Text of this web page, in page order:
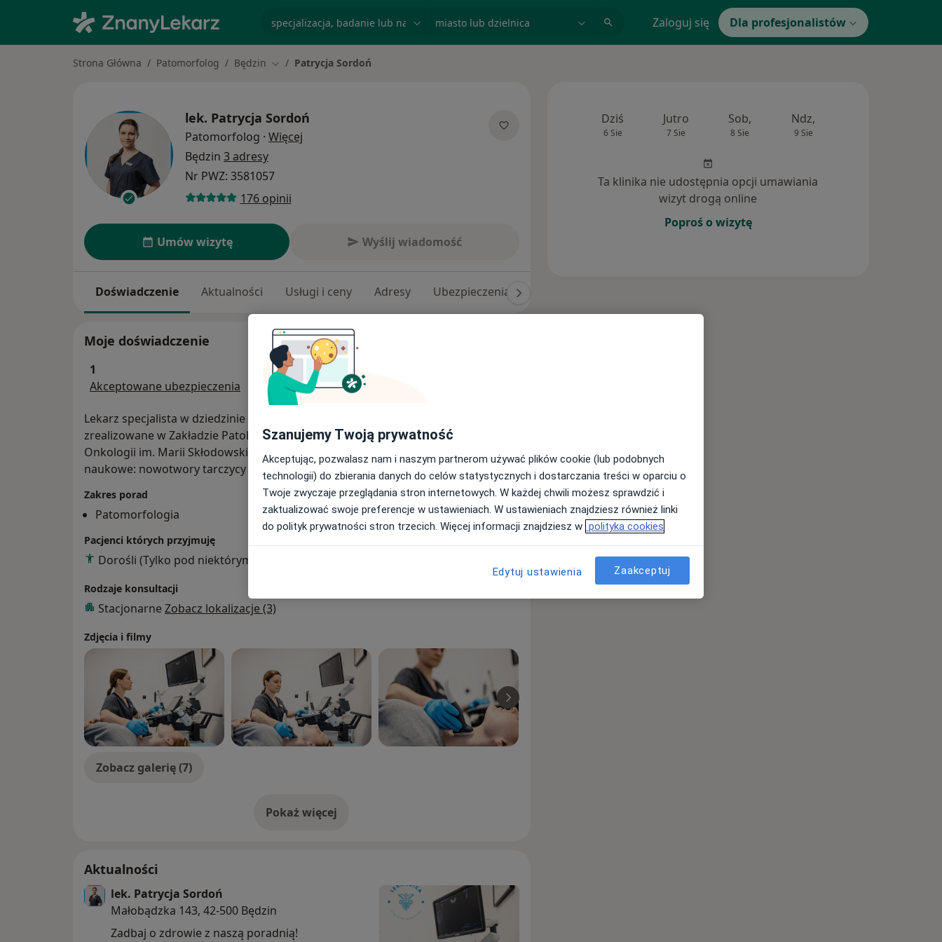
Zaloguj się Dla profesjonalistów
Strona Główna Patomorfolog Będzin Zmień miasto
Patrycja Sordoń
lek. Patrycja Sordoń
Patomorfolog · Więcej
Będzin 3 adresy
Nr PWZ: 3581057
176 opinii
Umów wizytę Wyślij wiadomość
Doświadczenie Aktualności Usługi i ceny Adresy Ubezpieczenia
Moje doświadczenie
1
Akceptowane ubezpieczenia
Lekarz specjalista w dziedzinie patomorfologii. Szkolenie specjalizacyjne
zrealizowane w Zakładzie Patologii Nowotworów Narodowego Instytutu
Onkologii im. Marii Skłodowskiej-Curie w Gliwicach. Zainteresowania zawodowe i
naukowe: nowotwory tarczycy oraz nowotwory gruczołu piersiowego.
Zakres porad
Patomorfologia
Pacjenci których przyjmuję
Dorośli (Tylko pod niektórymi adresami)
Rodzaje konsultacji
Stacjonarne Zobacz lokalizacje (3)
Zdjęcia i filmy
Zobacz galerię (7)
Pokaż więcejo doświadczeniu
Aktualności
lek. Patrycja Sordoń
Małobądzka 143, 42-500 Będzin
Zadbaj o zdrowie z naszą poradnią!
Dziś
6 Sie
Jutro
7 Sie
Sob,
8 Sie
Ndz,
9 Sie
Ta klinika nie udostępnia opcji umawiania
wizyt drogą online
Poproś o wizytę
Szanujemy Twoją prywatność
Akceptując, pozwalasz nam i naszym partnerom używać plików cookie (lub podobnych
technologii) do zbierania danych do celów statystycznych i dostarczania treści w oparciu o
Twoje zwyczaje przeglądania stron internetowych. W każdej chwili możesz sprawdzić i
zaktualizować swoje preferencje w ustawieniach. W ustawieniach znajdziesz również linki
do polityk prywatności stron trzecich. Więcej informacji znajdziesz w polityka cookies
Edytuj ustawienia Zaakceptuj